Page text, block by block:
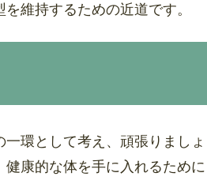
維持するための近道です。
環として考え、頑張りましょ
康的な体を手に入れるために